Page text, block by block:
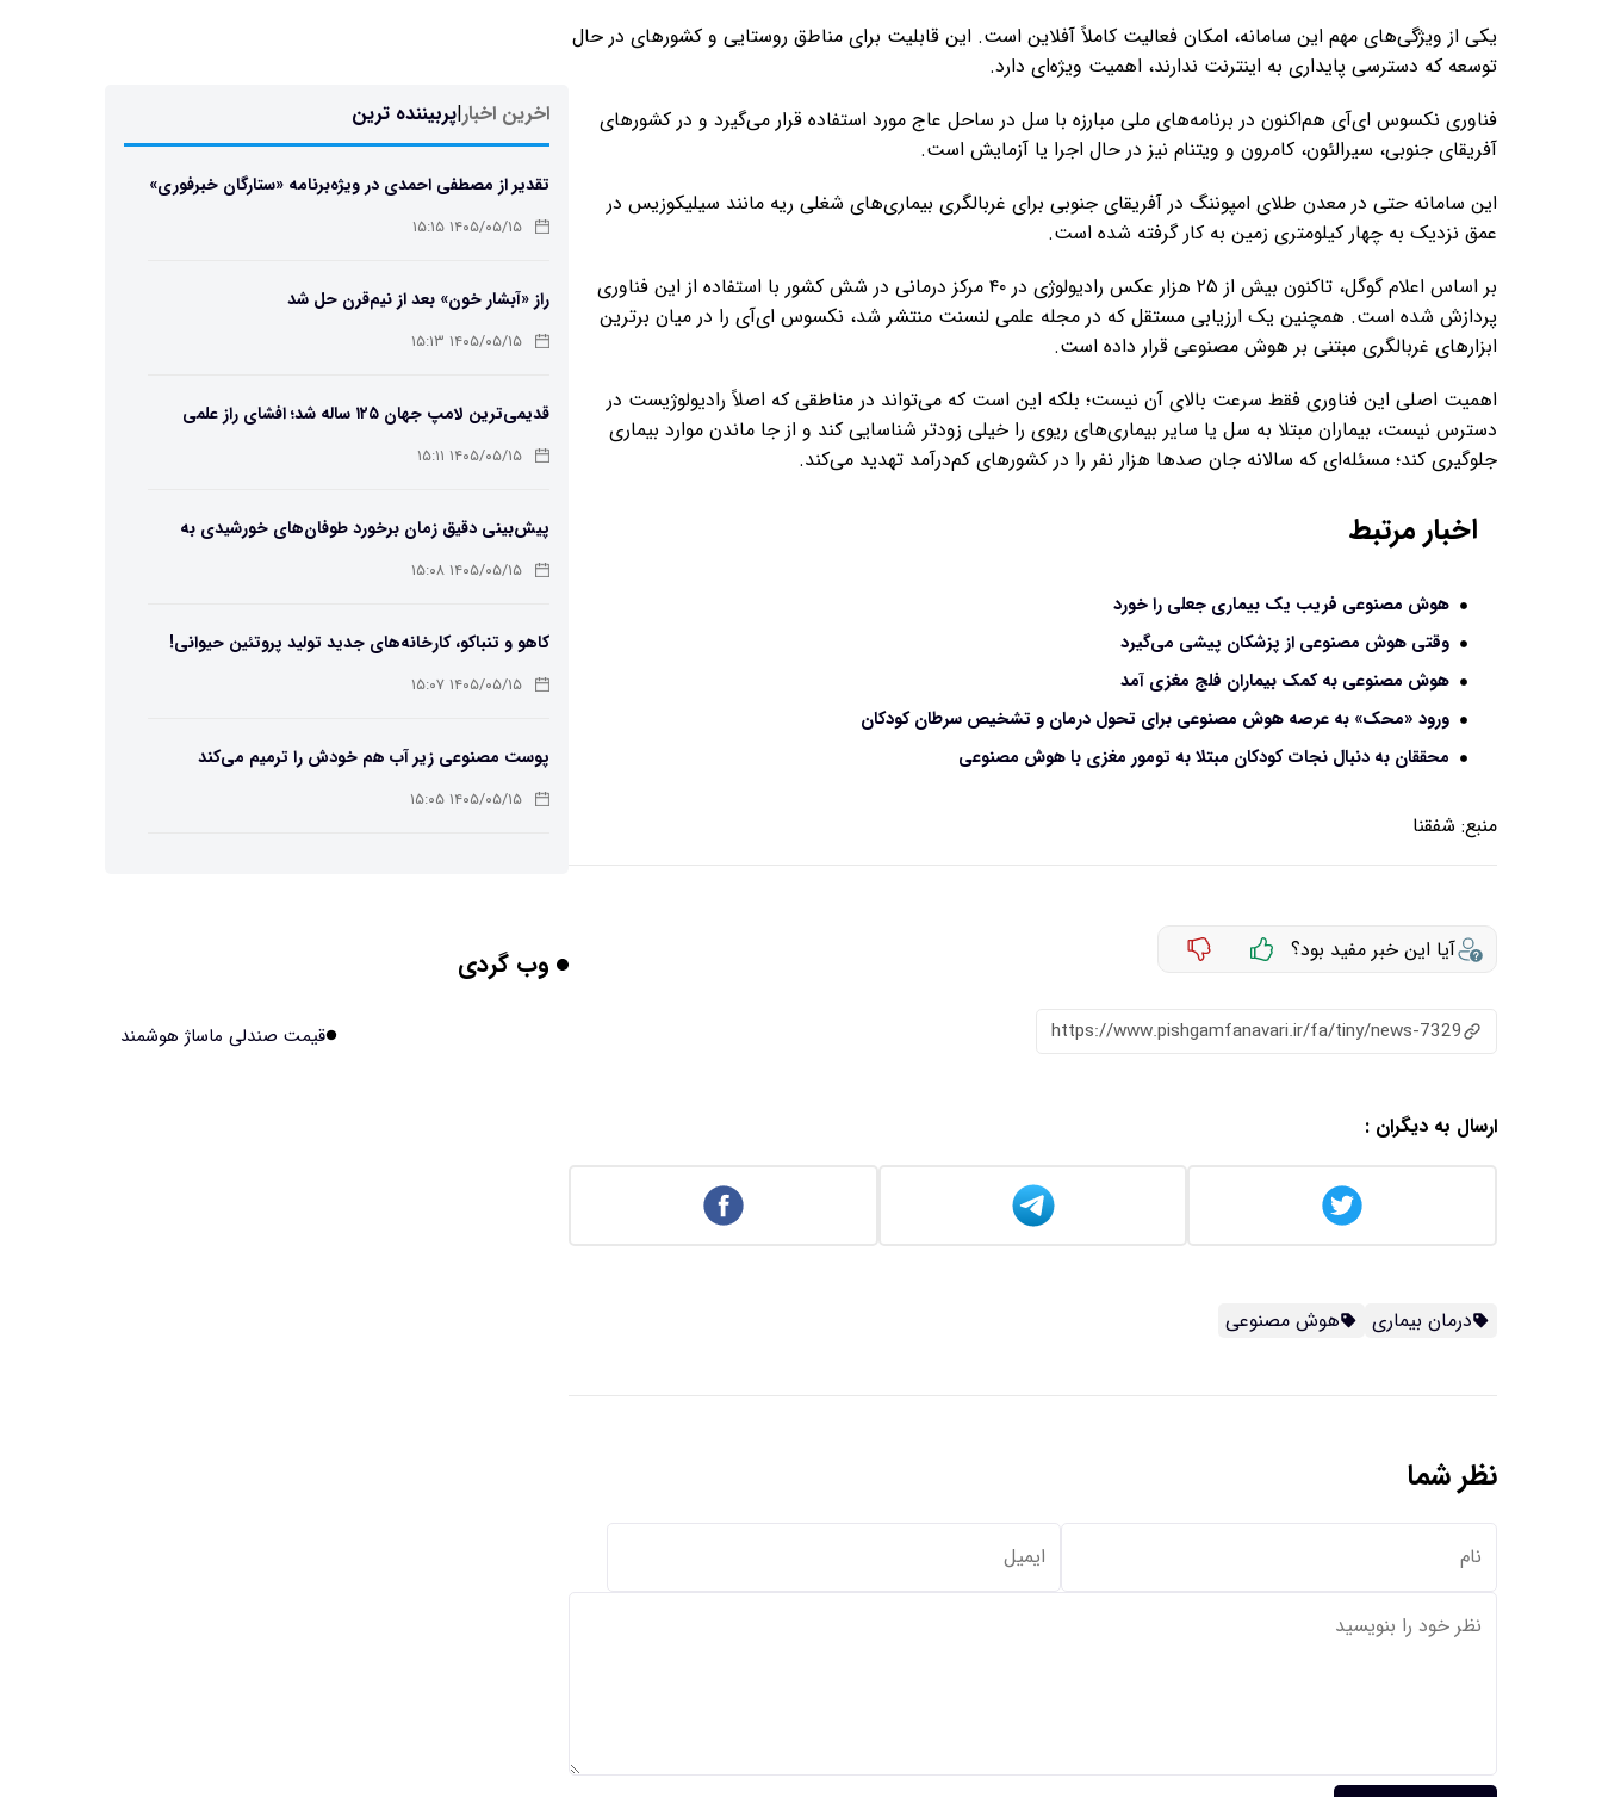
یکی از ویژگی‌های مهم این سامانه، امکان فعالیت کاملاً آفلاین است. این قابلیت برای مناطق روستایی و کشورهای در حال
توسعه که دسترسی پایداری به اینترنت ندارند، اهمیت ویژه‌ای دارد.
فناوری نکسوس ای‌آی هم‌اکنون در برنامه‌های ملی مبارزه با سل در ساحل عاج مورد استفاده قرار می‌گیرد و در کشورهای
آفریقای جنوبی، سیرالئون، کامرون و ویتنام نیز در حال اجرا یا آزمایش است.
این سامانه حتی در معدن طلای امپوننگ در آفریقای جنوبی برای غربالگری بیماری‌های شغلی ریه مانند سیلیکوزیس در
عمق نزدیک به چهار کیلومتری زمین به کار گرفته شده است.
بر اساس اعلام گوگل، تاکنون بیش از ۲۵ هزار عکس رادیولوژی در ۴۰ مرکز درمانی در شش کشور با استفاده از این فناوری
پردازش شده است. همچنین یک ارزیابی مستقل که در مجله علمی لنسنت منتشر شد، نکسوس ای‌آی را در میان برترین
ابزارهای غربالگری مبتنی بر هوش مصنوعی قرار داده است.
اهمیت اصلی این فناوری فقط سرعت بالای آن نیست؛ بلکه این است که می‌تواند در مناطقی که اصلاً رادیولوژیست در
دسترس نیست، بیماران مبتلا به سل یا سایر بیماری‌های ریوی را خیلی زودتر شناسایی کند و از جا ماندن موارد بیماری
جلوگیری کند؛ مسئله‌ای که سالانه جان صدها هزار نفر را در کشورهای کم‌درآمد تهدید می‌کند.
اخبار مرتبط
هوش مصنوعی فریب یک بیماری جعلی را خورد
وقتی هوش مصنوعی از پزشکان پیشی می‌گیرد
هوش مصنوعی به کمک بیماران فلج مغزی آمد
ورود «محک» به عرصه هوش مصنوعی برای تحول درمان و تشخیص سرطان کودکان
محققان به دنبال نجات کودکان مبتلا به تومور مغزی با هوش مصنوعی
منبع: شفقنا
آیا این خبر مفید بود؟
https://www.pishgamfanavari.ir/fa/tiny/news-7329
ارسال به دیگران :
درمان بیماری هوش مصنوعی
نظر شما
اخرین اخبار|پربیننده ترین
تقدیر از مصطفی احمدی در ویژه‌برنامه «ستارگان خبرفوری»
۱۴۰۵/۰۵/۱۵ ۱۵:۱۵
راز «آبشار خون» بعد از نیم‌قرن حل شد
۱۴۰۵/۰۵/۱۵ ۱۵:۱۳
قدیمی‌ترین لامپ جهان ۱۲۵ ساله شد؛ افشای راز علمی
طول‌عمر لامپ سنتنیال
۱۴۰۵/۰۵/۱۵ ۱۵:۱۱
پیش‌بینی دقیق زمان برخورد طوفان‌های خورشیدی به
زمین ممکن شد
۱۴۰۵/۰۵/۱۵ ۱۵:۰۸
کاهو و تنباکو، کارخانه‌های جدید تولید پروتئین حیوانی!
۱۴۰۵/۰۵/۱۵ ۱۵:۰۷
پوست مصنوعی زیر آب هم خودش را ترمیم می‌کند
۱۴۰۵/۰۵/۱۵ ۱۵:۰۵
برنج فضایی چین به مرحله برداشت رسید
وب گردی
قیمت صندلی ماساژ هوشمند